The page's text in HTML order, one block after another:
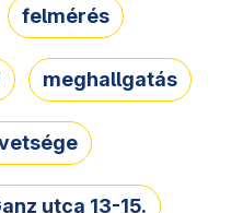
felmérés
meghallgatás
utca 13-15.